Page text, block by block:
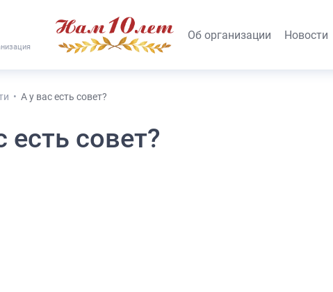
#25536 (без названия) Об организации Новости
А у вас есть совет?
есть совет?